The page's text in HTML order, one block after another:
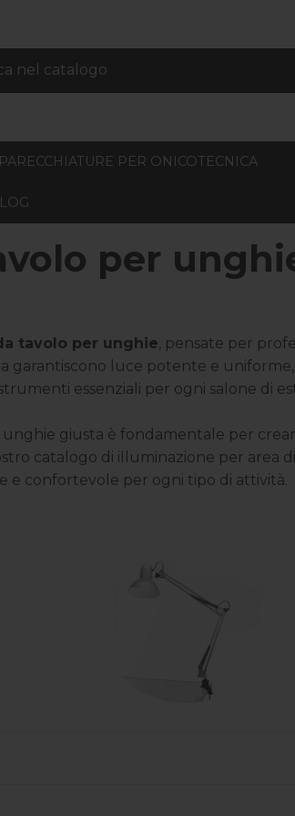
PER ONICOTECNICA
per
tavolo per unghie , pensate per
garantiscono luce potente e
essenziali per ogni salone di
giusta è fondamentale per
catalogo di illuminazione per area
e confortevole per ogni tipo di attività.